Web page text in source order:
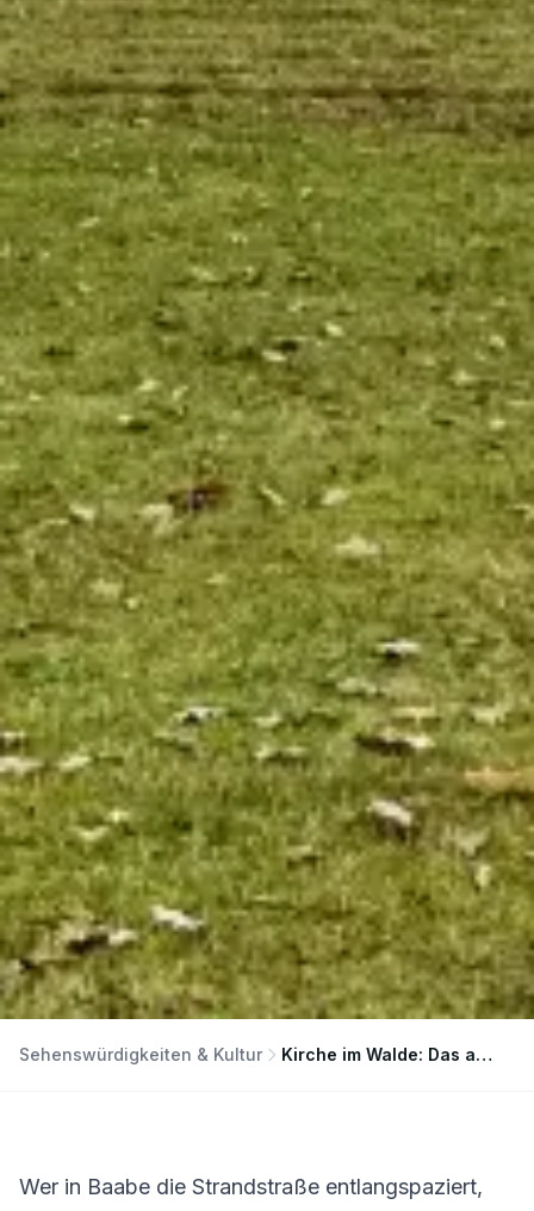
Sehenswürdigkeiten & Kultur Kirche im Walde: Das architektonische Unikat von Baabe
Wer in Baabe die Strandstraße entlangspaziert,